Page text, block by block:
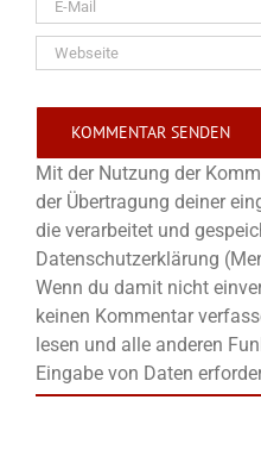
Mit der Nutzung der
der Übertragung deiner
die verarbeitet und
Datenschutzerklärung
Wenn du damit nicht
keinen Kommentar
lesen und alle anderen
Eingabe von Daten